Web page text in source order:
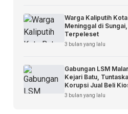
Warga Kaliputih
Meninggal di
Terpeleset
3 bulan yang lalu
Gabungan LSM
Kejari Batu,
Korupsi Jual Beli
Among Tani
3 bulan yang lalu